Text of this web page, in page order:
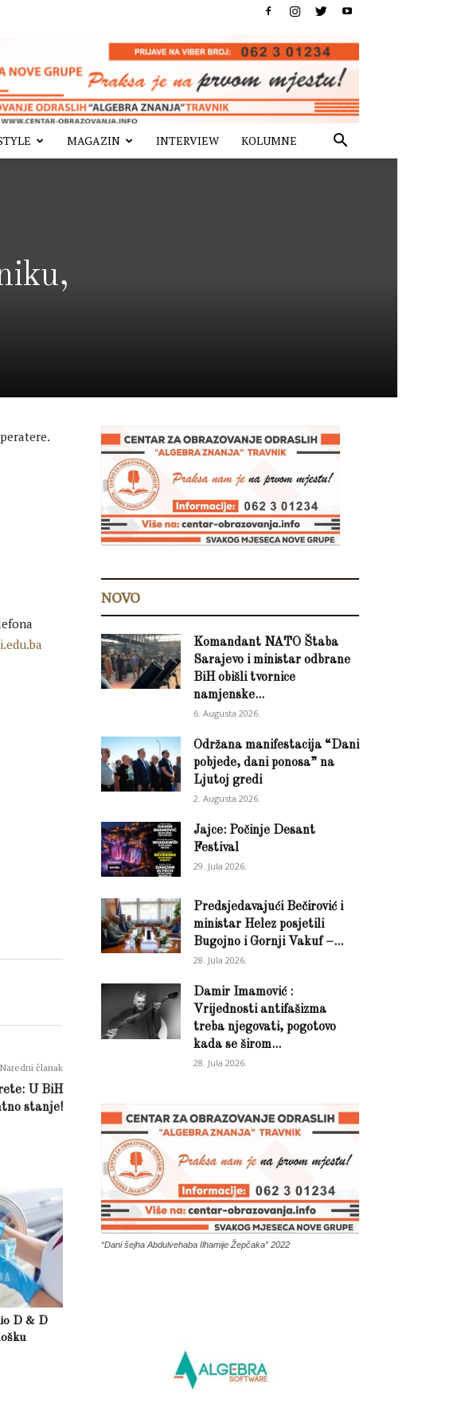
MAGAZIN INTERVIEW KOLUMNE
Naredni članak
U BiH
stanje!
D & D
NOVO
Komandant NATO Štaba
Sarajevo i ministar odbrane
BiH obišli tvornice
namjenske...
6. Augusta 2026.
Održana manifestacija “Dani
pobjede, dani ponosa” na
Ljutoj gredi
2. Augusta 2026.
Jajce: Počinje Desant
Festival
29. Jula 2026.
Predsjedavajući Bečirović i
ministar Helez posjetili
Bugojno i Gornji Vakuf –...
28. Jula 2026.
Damir Imamović :
Vrijednosti antifašizma
treba njegovati, pogotovo
kada se širom...
28. Jula 2026.
“Dani šejha Abdulvehaba Ilhamije Žepčaka” 2022